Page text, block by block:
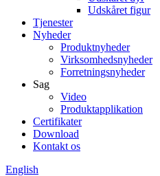
Udskåret figur
Tjenester
Nyheder
Produktnyheder
Virksomhedsnyheder
Forretningsnyheder
Sag
Video
Produktapplikation
Certifikater
Download
Kontakt os
English